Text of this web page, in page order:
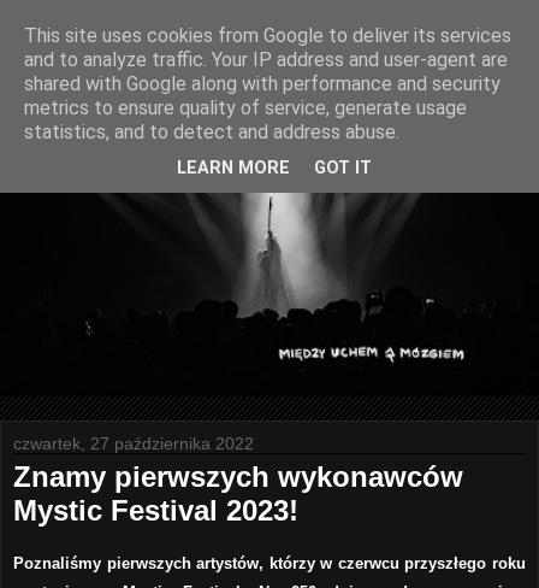
czwartek, 27 października 2022
Znamy pierwszych wykonawców
Mystic Festival 2023!
Poznaliśmy pierwszych artystów, którzy w czerwcu przyszłego roku
This site uses cookies from Google to deliver its services
and to analyze traffic. Your IP address and user-agent are
shared with Google along with performance and security
metrics to ensure quality of service, generate usage
statistics, and to detect and address abuse.
LEARN MORE GOT IT